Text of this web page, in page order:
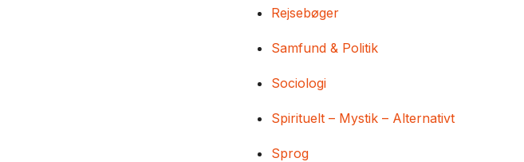
Rejsebøger
Samfund & Politik
Sociologi
Spirituelt – Mystik – Alternativt
Sprog